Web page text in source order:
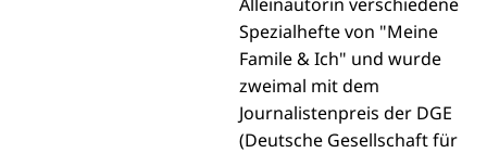
Spezialhefte von "Meine
Famile & Ich" und wurde
zweimal mit dem
Journalistenpreis der DGE
(Deutsche Gesellschaft für